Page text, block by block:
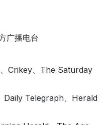
广播电台
Crikey、The Saturday
Daily Telegraph、Herald